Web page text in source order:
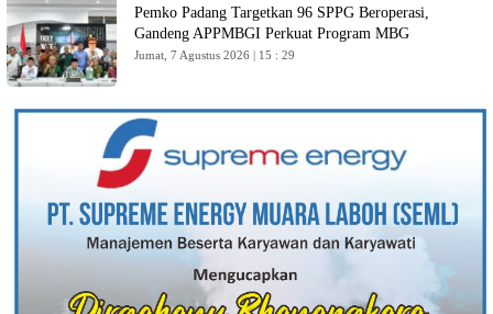
Pemko Padang Targetkan 96 SPPG Beroperasi,
Gandeng APPMBGI Perkuat Program MBG
Jumat, 7 Agustus 2026 | 15 : 29